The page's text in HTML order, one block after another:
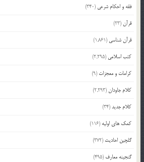
فقه و احکام شرعی (340)
قرآن (23)
قرآن شناسی (1,861)
کتب اسلامی (2,295)
کرامات و معجزات (9)
کلام جاودان (2,293)
کلام جدید(34)
کمک های اولیه (116)
گلچین احادیث (372)
گنجینه معارف (495)